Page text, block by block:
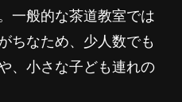
一般的な茶道教室では
ちなため、少人数でも
、小さな子ども連れの